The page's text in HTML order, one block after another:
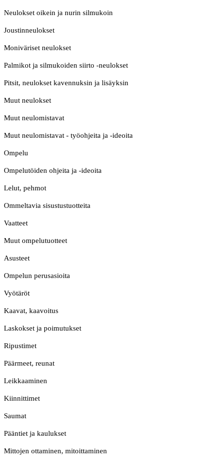
Neulokset oikein ja nurin silmukoin
Joustinneulokset
Moniväriset neulokset
Palmikot ja silmukoiden siirto -neulokset
Pitsit, neulokset kavennuksin ja lisäyksin
Muut neulokset
Muut neulomistavat
Muut neulomistavat - työohjeita ja -ideoita
Ompelu
Ompelutöiden ohjeita ja -ideoita
Lelut, pehmot
Ommeltavia sisustustuotteita
Vaatteet
Muut ompelutuotteet
Asusteet
Ompelun perusasioita
Vyötäröt
Kaavat, kaavoitus
Laskokset ja poimutukset
Ripustimet
Päärmeet, reunat
Leikkaaminen
Kiinnittimet
Saumat
Pääntiet ja kaulukset
Mittojen ottaminen, mitoittaminen